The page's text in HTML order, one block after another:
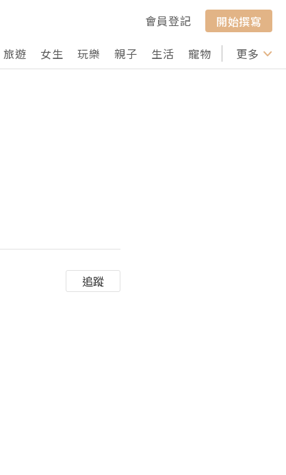
會員登記
開始撰寫
旅遊 女生 玩樂 親子 生活 寵物 行山 打卡
更多
追蹤